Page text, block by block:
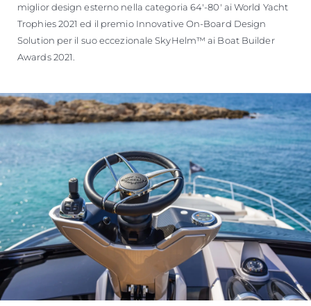
miglior design esterno nella categoria 64'-80' ai World Yacht
Trophies 2021 ed il premio Innovative On-Board Design
Solution per il suo eccezionale SkyHelm™ ai Boat Builder
Awards 2021.